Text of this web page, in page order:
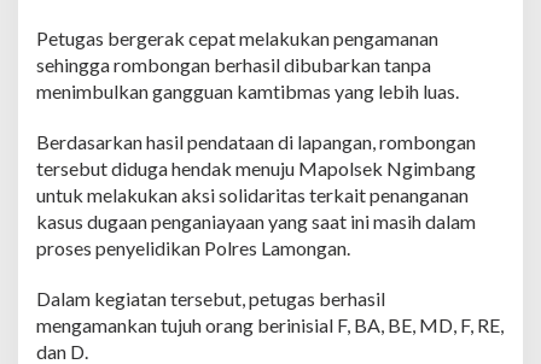
a
r
d
i
g
m
b
a
n
T
u
Petugas bergerak cepat melakukan pengamanan
sehingga rombongan berhasil dibubarkan tanpa
menimbulkan gangguan kamtibmas yang lebih luas.
Berdasarkan hasil pendataan di lapangan, rombongan
tersebut diduga hendak menuju Mapolsek Ngimbang
untuk melakukan aksi solidaritas terkait penanganan
kasus dugaan penganiayaan yang saat ini masih dalam
proses penyelidikan Polres Lamongan.
Dalam kegiatan tersebut, petugas berhasil
mengamankan tujuh orang berinisial F, BA, BE, MD, F, RE,
dan D.